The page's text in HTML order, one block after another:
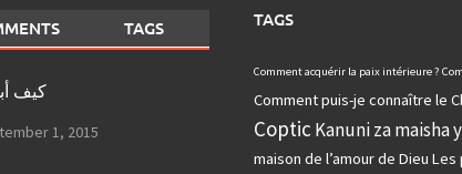
TAGS
كيف
1, 2015
TAGS
Comment acquérir la paix intérieure ?
Comment puis-je connaître le
Coptic Kanuni za maisha
maison de l’amour de Dieu Les